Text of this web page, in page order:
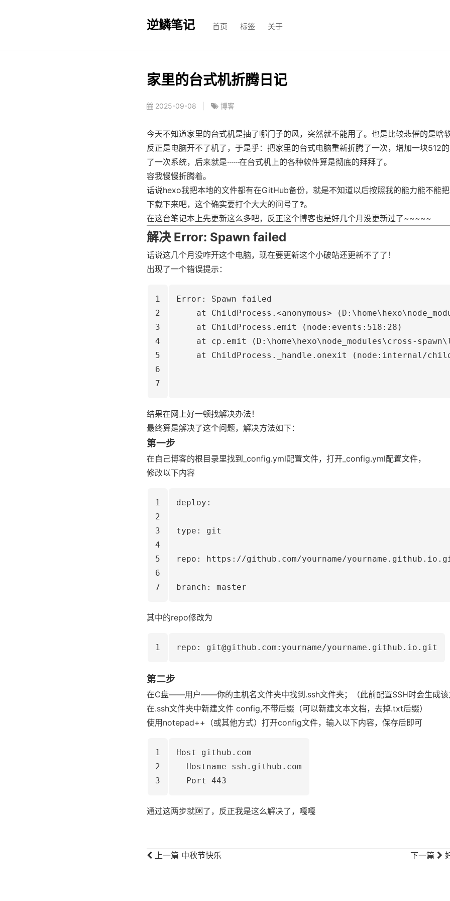
逆鳞笔记 首页 标签 关于
家里的台式机折腾日记
2025-09-08 博客
今天不知道家里的台式机是抽了哪门子的风，突然就不能用了。也是比较悲催的是啥
反正是电脑开不了机了，于是乎：把家里的台式电脑重新折腾了一次，增加一块512
了一次系统，后来就是······在台式机上的各种软件算是彻底的拜拜了。
容我慢慢折腾着。
话说hexo我把本地的文件都有在GitHub备份，就是不知道以后按照我的能力能不能
下载下来吧，这个确实要打个大大的问号了❓。
在这台笔记本上先更新这么多吧，反正这个博客也是好几个月没更新过了~~~~~
解决 Error: Spawn failed
话说这几个月没咋开这个电脑，现在要更新这个小破站还更新不了了！
出现了一个错误提示：
1
2
3
4
5
6
7
Error: Spawn failed
    at ChildProcess.
<anonymous>
    at ChildProcess.emit (node:events:518:28)
at cp.emit (D:\home\hexo\node_modules\cross-
at ChildProcess._handle.onexit (node:internal/
结果在网上好一顿找解决办法！
最终算是解决了这个问题，解决方法如下：
第一步
在自己博客的根目录里找到_config.yml配置文件，打开_config.yml配置文件，
修改以下内容
1
2
3
4
5
6
7
deploy:
type: git
repo: https://github.com/yourname/
branch: master
其中的repo修改为
1 repo: git@github.com:yourname/yourname.github.io.git
第二步
在C盘——用户——你的主机名文件夹中找到.ssh文件夹；（此前配置SSH时会生成该
在.ssh文件夹中新建文件 config,不带后缀（可以新建文本文档，去掉.txt后缀）
使用notepad++（或其他方式）打开config文件，输入以下内容，保存后即可
1
2
3
Host github.com
  Hostname ssh.github.com
  Port 443
通过这两步就🆗了，反正我是这么解决了，嘎嘎
上一篇 中秋节快乐 下一篇